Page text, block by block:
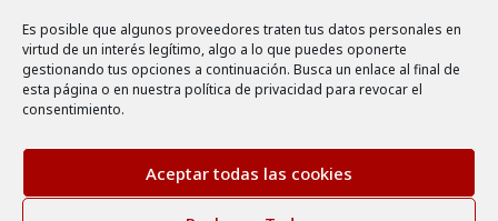
Es posible que algunos proveedores traten tus datos personales en
virtud de un interés legítimo, algo a lo que puedes oponerte
gestionando tus opciones a continuación. Busca un enlace al final de
esta página o en nuestra política de privacidad para revocar el
consentimiento.
Aceptar todas las cookies
©2026 Escuela de Bonsai Online. Desarrollo web realizado